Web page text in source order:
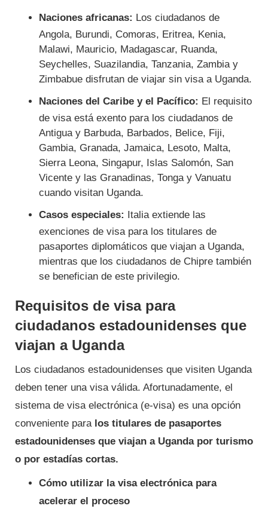
Naciones africanas: Los ciudadanos de
Angola, Burundi, Comoras, Eritrea, Kenia,
Malawi, Mauricio, Madagascar, Ruanda,
Seychelles, Suazilandia, Tanzania, Zambia y
Zimbabue disfrutan de viajar sin visa a Uganda.
Naciones del Caribe y el Pacífico: El requisito
de visa está exento para los ciudadanos de
Antigua y Barbuda, Barbados, Belice, Fiji,
Gambia, Granada, Jamaica, Lesoto, Malta,
Sierra Leona, Singapur, Islas Salomón, San
Vicente y las Granadinas, Tonga y Vanuatu
cuando visitan Uganda.
Casos especiales: Italia extiende las
exenciones de visa para los titulares de
pasaportes diplomáticos que viajan a Uganda,
mientras que los ciudadanos de Chipre también
se benefician de este privilegio.
Requisitos de visa para
ciudadanos estadounidenses que
viajan a Uganda
Los ciudadanos estadounidenses que visiten Uganda
deben tener una visa válida. Afortunadamente, el
sistema de visa electrónica (e-visa) es una opción
conveniente para los titulares de pasaportes
estadounidenses que viajan a Uganda por turismo
o por estadías cortas.
Cómo utilizar la visa electrónica para
acelerar el proceso